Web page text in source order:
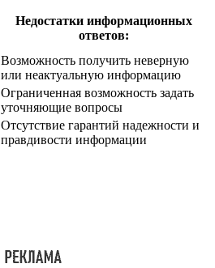
Недостатки информационных
ответов:
Возможность получить неверную
или неактуальную информацию
Ограниченная возможность задать
уточняющие вопросы
Отсутствие гарантий надежности и
правдивости информации